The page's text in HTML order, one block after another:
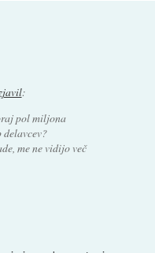
:
pol miljona
delavcev?
me ne vidijo več